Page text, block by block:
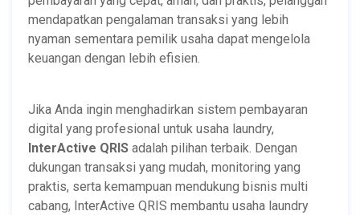
mendapatkan pengalaman transaksi yang lebih
nyaman sementara pemilik usaha dapat mengelola
keuangan dengan lebih efisien.
Jika Anda ingin menghadirkan sistem pembayaran
digital yang profesional untuk usaha laundry,
InterActive QRIS adalah pilihan terbaik. Dengan
dukungan transaksi yang mudah, monitoring yang
praktis, serta kemampuan mendukung bisnis multi
cabang, InterActive QRIS membantu usaha laundry